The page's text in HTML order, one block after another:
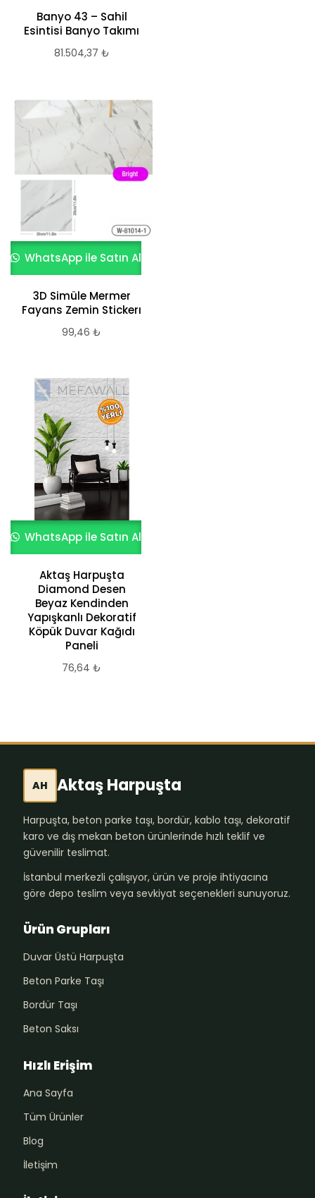
Banyo 43 – Sahil
Esintisi Banyo Takımı
81.504,37 ₺
WhatsApp ile Satın Al
3D Simüle Mermer
Fayans Zemin Stickerı
99,46 ₺
WhatsApp ile Satın Al
Aktaş Harpuşta
Diamond Desen
Beyaz Kendinden
Yapışkanlı Dekoratif
Köpük Duvar Kağıdı
Paneli
76,64 ₺
AH Aktaş Harpuşta
Harpuşta, beton parke taşı, bordür, kablo taşı, dekoratif
karo ve dış mekan beton ürünlerinde hızlı teklif ve
güvenilir teslimat.
İstanbul merkezli çalışıyor, ürün ve proje ihtiyacına
göre depo teslim veya sevkiyat seçenekleri sunuyoruz.
Ürün Grupları
Duvar Üstü Harpuşta
Beton Parke Taşı
Bordür Taşı
Beton Saksı
Hızlı Erişim
Ana Sayfa
Tüm Ürünler
Blog
İletişim